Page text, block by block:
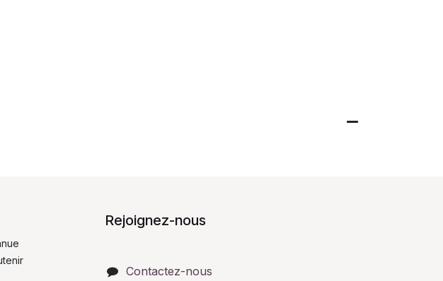
Rejoignez-nous
Contactez-nous